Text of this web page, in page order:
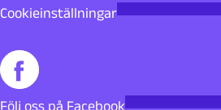
Cookieinställningar
Följ oss på Facebook